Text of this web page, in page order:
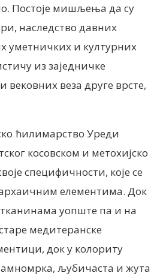
Постоје мишљења да су
наследство давних
уметничких и културних
из заједничке
вековних веза друге врсте,
ћилимарство Уреди
косовском и метохијско
специфичности, које се
архаичним елементима. Док
уопште па и на
медитеранске
док у колориту
љубичаста и жута